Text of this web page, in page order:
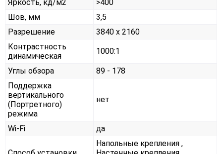
Яркость, кд/м2
>400
Шов, мм
3,5
Разрешение
3840 x 2160
Контрастность
динамическая
1000:1
Углы обзора
89 - 178
Поддержка
вертикального
(Портретного)
режима
нет
Wi-Fi да
Напольные крепления ,